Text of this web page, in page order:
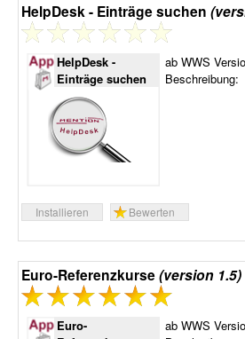
HelpDesk - Einträge suchen
HelpDesk -
Einträge suchen
ab WWS
Beschreibung:
Installieren Bewerten
Euro-Referenzkurse(version 1.5)
Euro-
ab WWS